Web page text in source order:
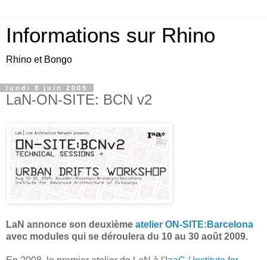
Informations sur Rhino
Rhino et Bongo
lundi 8 juin 2009
LaN-ON-SITE: BCN v2
LaN annonce son deuxième atelier ON-SITE:Barcelona
avec modules qui se déroulera du 10 au 30 août 2009.